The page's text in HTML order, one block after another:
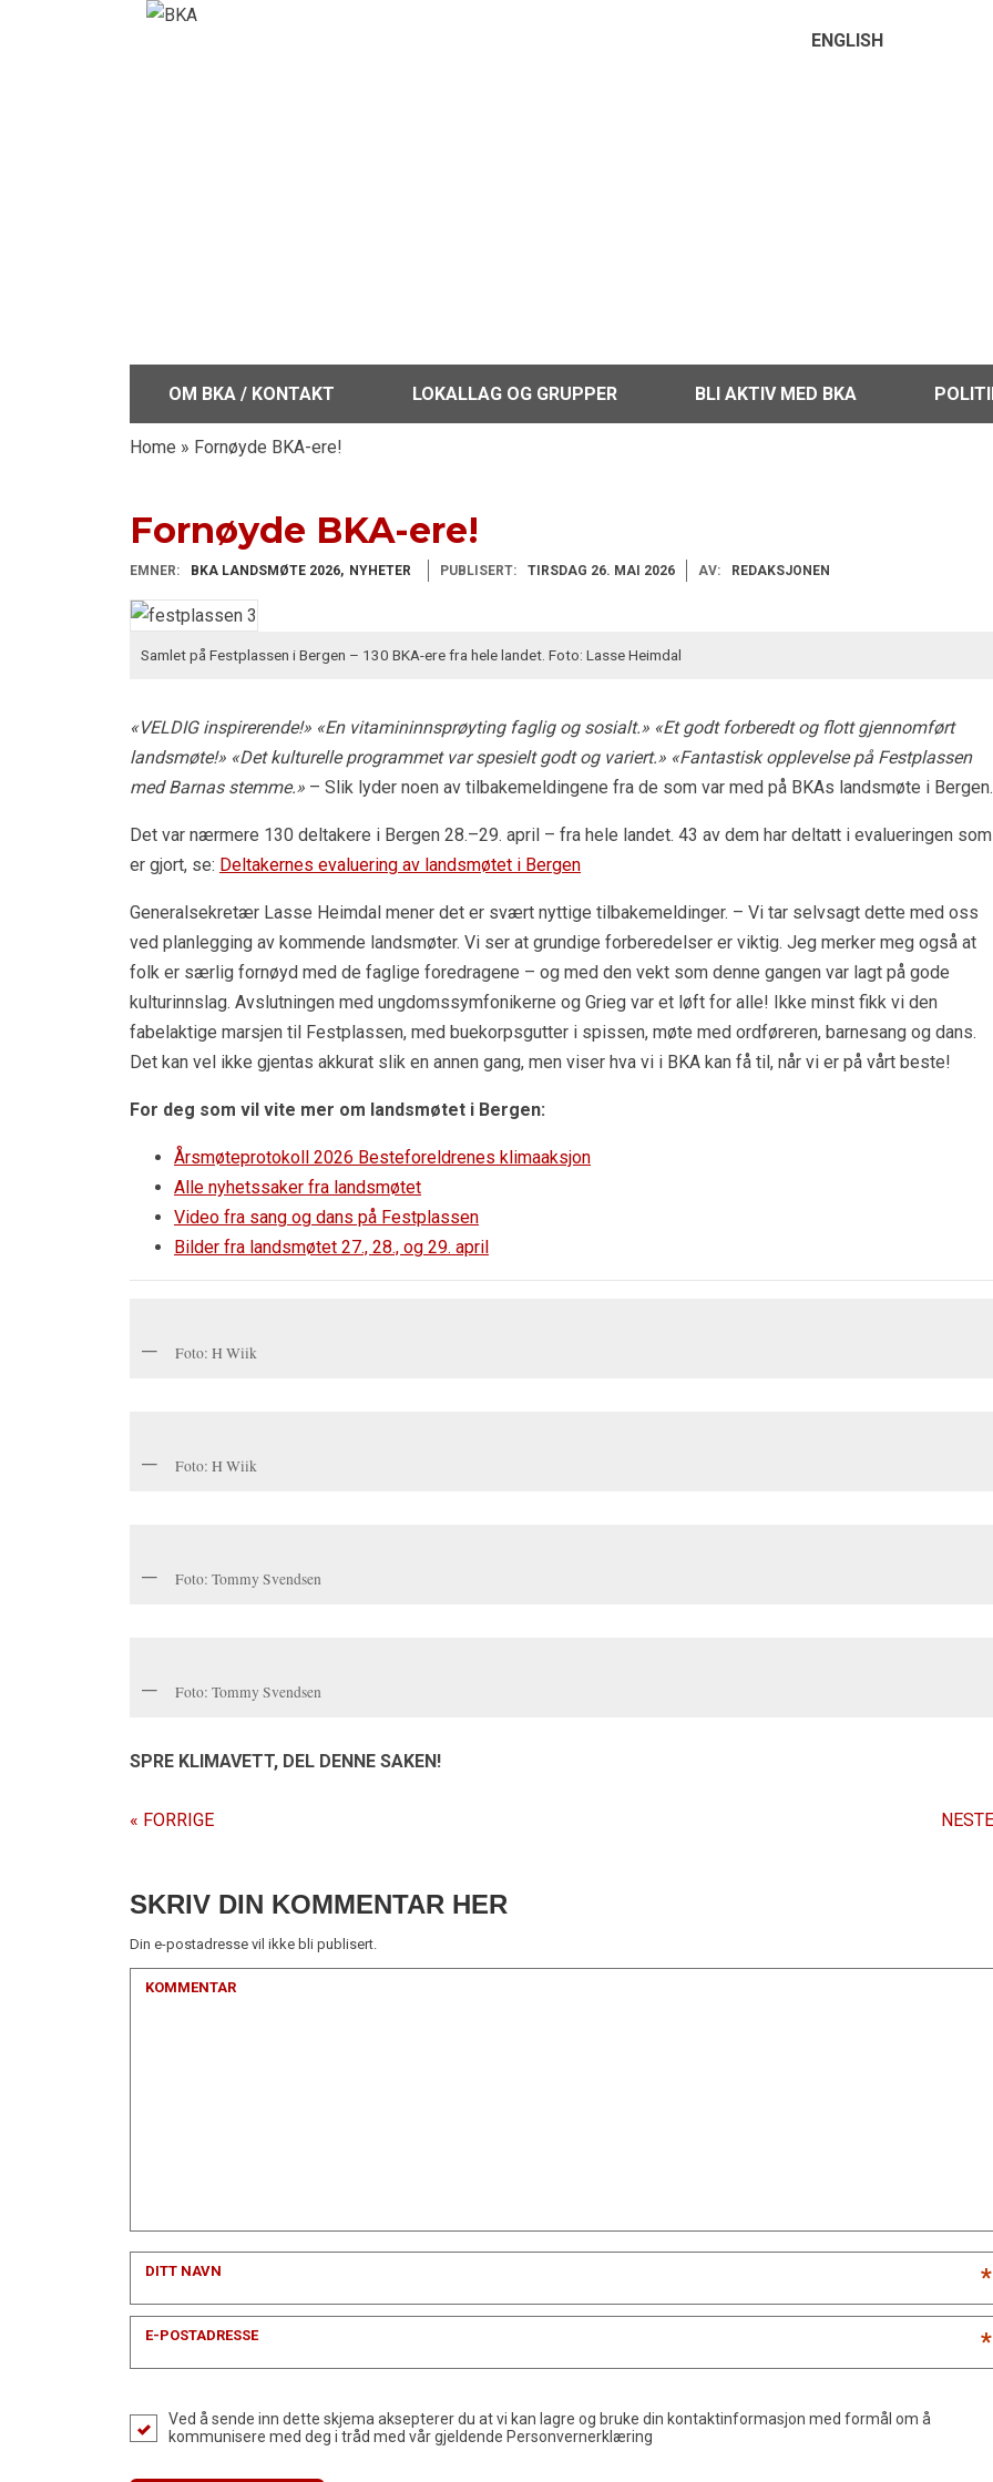
ENGLISH
OM BKA / KONTAKT LOKALLAG OG GRUPPER BLI AKTIV MED BKA
Home » Fornøyde BKA-ere!
Fornøyde BKA-ere!
EMNER: BKA LANDSMØTE 2026 NYHETER PUBLISERT: TIRSDAG 26. MAI 2026 AV: REDAKSJONEN
Samlet på Festplassen i Bergen – 130 BKA-ere fra hele landet. Foto: Lasse Heimdal
«VELDIG inspirerende!» «En vitamininnsprøyting faglig og sosialt.» «Et godt forberedt og flott gjennomført
landsmøte!» «Det kulturelle programmet var spesielt godt og variert.» «Fantastisk opplevelse på Festplassen
med Barnas stemme.» – Slik lyder noen av tilbakemeldingene fra de som var med på BKAs landsmøte i Bergen.
Det var nærmere 130 deltakere i Bergen 28.–29. april – fra hele landet. 43 av dem har deltatt i evalueringen som
er gjort, se: Deltakernes evaluering av landsmøtet i Bergen
Generalsekretær Lasse Heimdal mener det er svært nyttige tilbakemeldinger. – Vi tar selvsagt dette med oss
ved planlegging av kommende landsmøter. Vi ser at grundige forberedelser er viktig. Jeg merker meg også at
folk er særlig fornøyd med de faglige foredragene – og med den vekt som denne gangen var lagt på gode
kulturinnslag. Avslutningen med ungdomssymfonikerne og Grieg var et løft for alle! Ikke minst fikk vi den
fabelaktige marsjen til Festplassen, med buekorpsgutter i spissen, møte med ordføreren, barnesang og dans.
Det kan vel ikke gjentas akkurat slik en annen gang, men viser hva vi i BKA kan få til, når vi er på vårt beste!
For deg som vil vite mer om landsmøtet i Bergen:
Årsmøteprotokoll 2026 Besteforeldrenes klimaaksjon
Alle nyhetssaker fra landsmøtet
Video fra sang og dans på Festplassen
Bilder fra landsmøtet 27., 28., og 29. april
Foto: H Wiik
Foto: H Wiik
Foto: Tommy Svendsen
Foto: Tommy Svendsen
SPRE KLIMAVETT, DEL DENNE SAKEN!
« FORRIGE
SKRIV DIN KOMMENTAR HER
Din e-postadresse vil ikke bli publisert.
KOMMENTAR
DITT NAVN *
E-POSTADRESSE *
Ved å sende inn dette skjema aksepterer du at vi kan lagre og bruke din kontaktinformasjon med formål om å
kommunisere med deg i tråd med vår gjeldende Personvernerklæring